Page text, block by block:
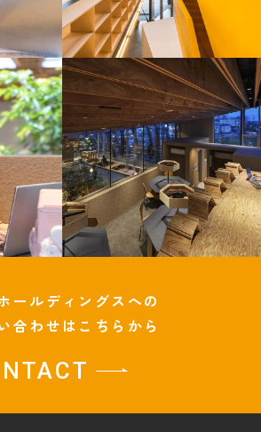
ールディングスへの
合わせはこちらから